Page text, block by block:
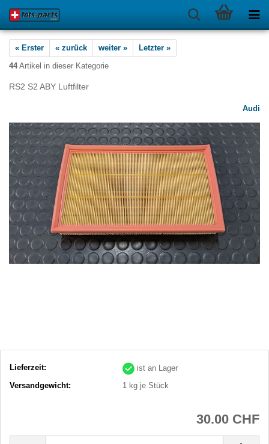
« Erster « zurück weiter »
Letzter »
44Artikel in dieser Kategorie
RS2 S2 ABY Luftfilter
Audi
Lieferzeit:
ist an Lager
Versandgewicht:
1 kg je Stück
30.00 CHF